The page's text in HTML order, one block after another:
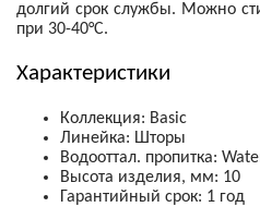
долгий срок службы. Можно
при 30-40°С.
Характеристики
Коллекция: Basic
Линейка: Шторы
Водооттал. пропитка:
Высота изделия, мм: 10
Гарантийный срок: 1 год